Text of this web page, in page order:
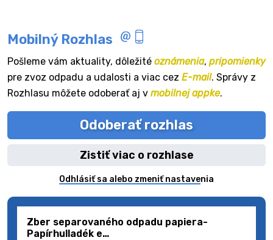
Mobilný Rozhlas
Pošleme vám aktuality, dôležité oznámenia, pripomienky
pre zvoz odpadu a udalosti a viac cez E-mail. Správy z
Rozhlasu môžete odoberať aj v mobilnej appke.
Odoberať rozhlas
Zistiť viac o rozhlase
Odhlásiť sa alebo zmeniť nastavenia
Zber separovaného odpadu papiera-
Papírhulladék e…